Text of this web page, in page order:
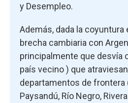
y Desempleo.
Además, dada la
brecha cambiaria con
principalmente que desvía
país vecino ) que
departamentos de frontera
Paysandú, Río Negro,